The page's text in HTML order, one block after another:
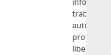
trabalho
liberal.